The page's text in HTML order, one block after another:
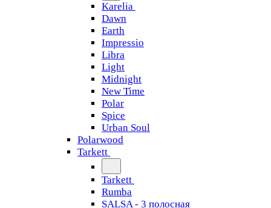
Karelia
Dawn
Earth
Impressio
Libra
Light
Midnight
New Time
Polar
Spice
Urban Soul
Polarwood
Tarkett
Tarkett
Rumba
SALSA - 3 полосная